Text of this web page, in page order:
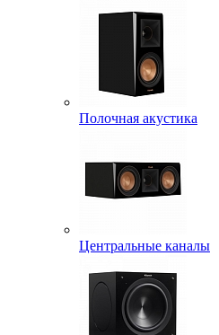
Полочная акустика
Центральные каналы